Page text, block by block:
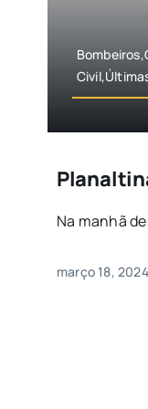
Na manhã
março 18, 2024